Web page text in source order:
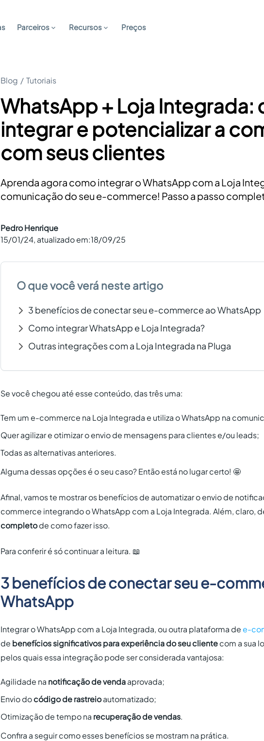
Parceiros Recursos Preços
Blog / Tutoriais
WhatsApp + Loja Integrada:
integrar e potencializar a
com seus clientes
Aprenda agora como integrar o WhatsApp com a Loja
comunicação do seu e-commerce! Passo a passo
Pedro Henrique
15/01/24, atualizado em:18/09/25
O que você verá neste artigo
3 benefícios de conectar seu e-commerce ao WhatsApp
Como integrar WhatsApp e Loja Integrada?
Outras integrações com a Loja Integrada na Pluga
Se você chegou até esse conteúdo, das três uma:
Tem um e-commerce na Loja Integrada e utiliza o WhatsApp na
Quer agilizar e otimizar o envio de mensagens para clientes e/ou leads;
Todas as alternativas anteriores.
Alguma dessas opções é o seu caso? Então está no lugar certo! 🤩
Afinal, vamos te mostrar os benefícios de automatizar o envio de
commerce integrando o WhatsApp com a Loja Integrada. Além, claro,
completode como fazer isso.
Para conferir é só continuar a leitura. 📖
3 benefícios de conectar seu e-
WhatsApp
Integrar o WhatsApp com a Loja Integrada, ou outra plataforma de e-
de benefícios significativos para experiência do seu clientecom a sua
pelos quais essa integração pode ser considerada vantajosa:
Agilidade na notificação de vendaaprovada;
Envio docódigo de rastreioautomatizado;
Otimização de tempo na recuperação de vendas.
Confira a seguir como esses benefícios se mostram na prática.